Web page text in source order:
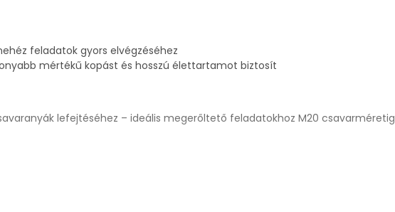
feladatok gyors elvégzéséhez
mértékű kopást és hosszú élettartamot biztosít
lefejtéséhez – ideális megerőltető feladatokhoz M20 csavarméretig